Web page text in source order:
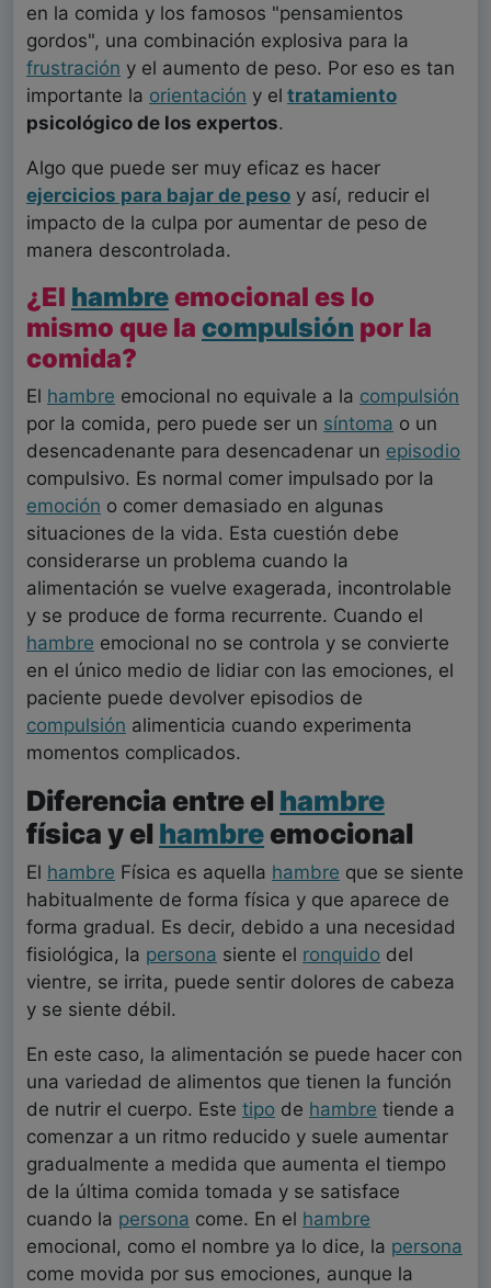
en la comida y los famosos "pensamientos
gordos", una combinación explosiva para la
frustración y el aumento de peso. Por eso es tan
importante la orientación y el tratamiento
psicológico de los expertos.
Algo que puede ser muy eficaz es hacer
ejercicios para bajar de peso y así, reducir el
impacto de la culpa por aumentar de peso de
manera descontrolada.
¿El hambreemocional es lo
mismo que la compulsión por la
comida?
El hambre emocional no equivale a la compulsión
por la comida, pero puede ser un síntoma o un
desencadenante para desencadenar un episodio
compulsivo. Es normal comer impulsado por la
emoción o comer demasiado en algunas
situaciones de la vida. Esta cuestión debe
considerarse un problema cuando la
alimentación se vuelve exagerada, incontrolable
y se produce de forma recurrente. Cuando el
hambre emocional no se controla y se convierte
en el único medio de lidiar con las emociones, el
paciente puede devolver episodios de
compulsión alimenticia cuando experimenta
momentos complicados.
Diferencia entre el hambre
física y el hambre emocional
El hambre Física es aquella hambre que se siente
habitualmente de forma física y que aparece de
forma gradual. Es decir, debido a una necesidad
fisiológica, la persona siente el ronquido del
vientre, se irrita, puede sentir dolores de cabeza
y se siente débil.
En este caso, la alimentación se puede hacer con
una variedad de alimentos que tienen la función
de nutrir el cuerpo. Este tipo de hambre tiende a
comenzar a un ritmo reducido y suele aumentar
gradualmente a medida que aumenta el tiempo
de la última comida tomada y se satisface
cuando la persona come. En el hambre
emocional, como el nombre ya lo dice, la persona
come movida por sus emociones, aunque la